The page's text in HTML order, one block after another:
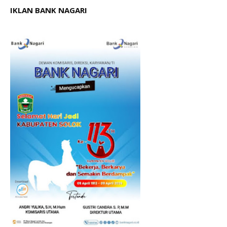
IKLAN BANK NAGARI